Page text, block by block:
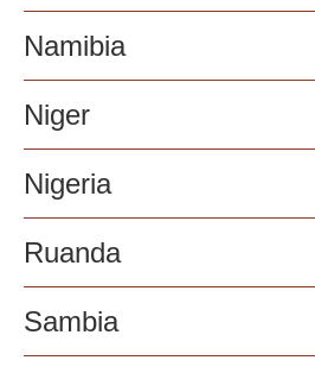
Namibia
Niger
Nigeria
Ruanda
Sambia